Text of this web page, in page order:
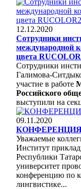
12.12.2020
Сотрудники
международной
цвета
Сотрудники
Галимова-
участие в работе
Российского
выступили на
09.11.2020
КОНФЕРЕНЦИЯ
Уважаемые
Институт
Республики
университет
конференцию по
лингвистике...